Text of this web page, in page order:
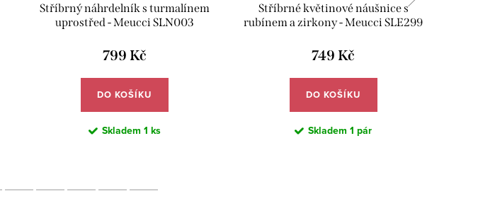
Stříbrný náhrdelník s turmalínem
uprostřed - Meucci SLN003
799 Kč
DO KOŠÍKU
Skladem 1 ks
Stříbrné květinové náušnice s
rubínem a zirkony - Meucci SLE299
749 Kč
DO KOŠÍKU
Skladem 1 pár